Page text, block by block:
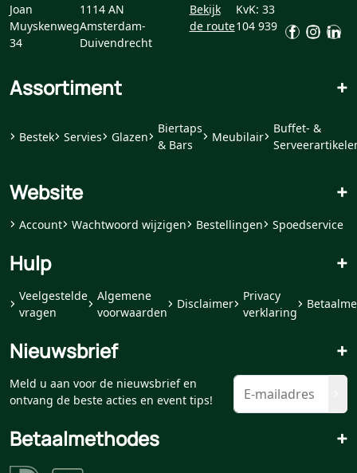
Joan
Muyskenweg
34
1114 AN
Amsterdam-
Duivendrecht
Bekijk
de route
KvK: 33
104 939
Assortiment +
Bestek Servies Glazen
Biertaps
& Bars
Meubilair
Buffet- &
Website +
Account Wachtwoord wijzigen Bestellingen Spoedservice
Hulp +
Veelgestelde
vragen
Algemene
voorwaarden
Disclaimer
Privacy
verklaring
Nieuwsbrief +
Meld u aan voor de nieuwsbrief en
ontvang de beste acties en event tips!
Betaalmethodes +